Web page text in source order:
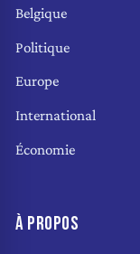
Belgique
Politique
Europe
International
Économie
À PROPOS